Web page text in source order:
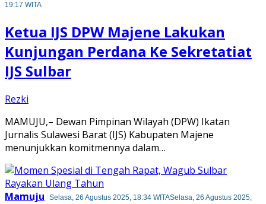
19:17 WITA
Ketua IJS DPW Majene Lakukan
Kunjungan Perdana Ke Sekretatiat
IJS Sulbar
Rezki
​MAMUJU,– Dewan Pimpinan Wilayah (DPW) Ikatan
Jurnalis Sulawesi Barat (IJS) Kabupaten Majene
menunjukkan komitmennya dalam…
Mamuju Selasa, 26 Agustus 2025, 18:34 WITASelasa, 26 Agustus 2025,